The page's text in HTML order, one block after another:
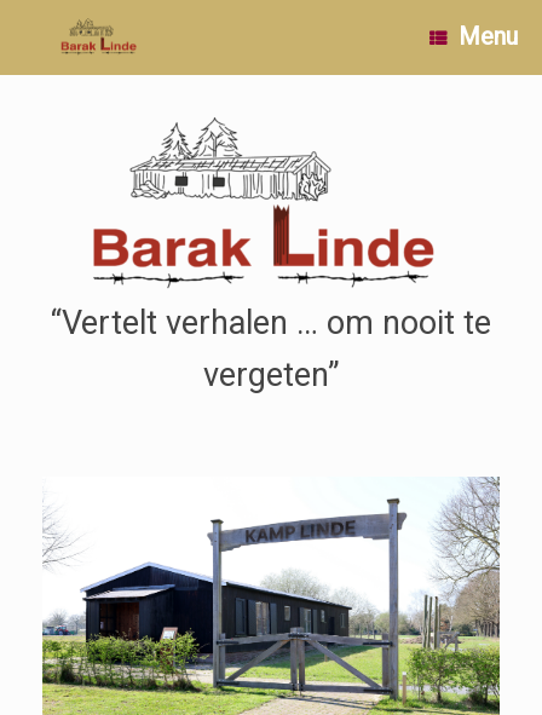
inhoud
Menu
“Vertelt verhalen … om nooit te
vergeten”